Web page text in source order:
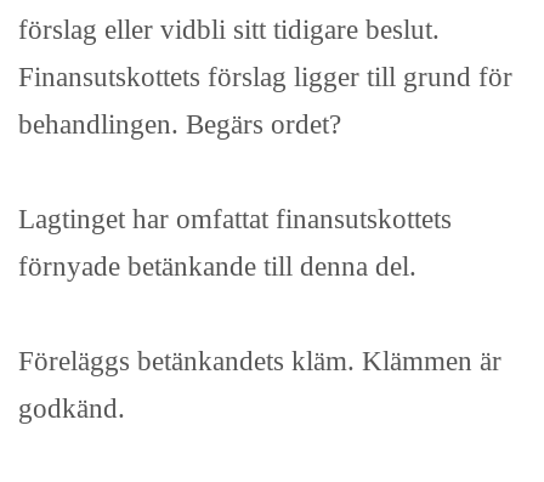
förslag eller vidbli sitt tidigare beslut.
Finansutskottets förslag ligger till grund för
behandlingen. Begärs ordet?
Lagtinget har omfattat finansutskottets
förnyade betänkande till denna del.
Föreläggs betänkandets kläm. Klämmen är
godkänd.